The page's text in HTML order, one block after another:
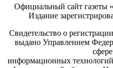
Официальный сайт
Издание
Свидетельство о
выдано Управлением
информационных